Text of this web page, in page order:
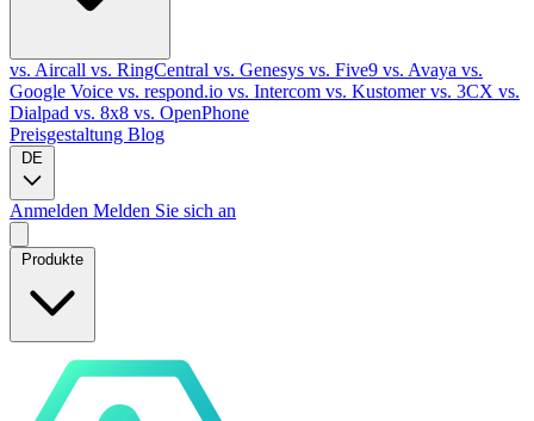
vs. Aircall vs. RingCentral vs. Genesys vs. Five9 vs. Avaya vs.
Google Voice vs. respond.io vs. Intercom vs. Kustomervs. 3CX vs.
Dialpad vs. 8x8 vs. OpenPhone
Preisgestaltung Blog
DE
Anmelden Melden Sie sich an
Produkte